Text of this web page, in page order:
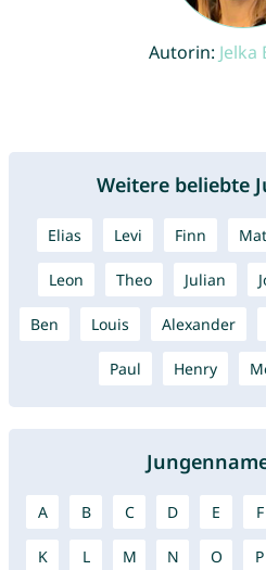
Autorin:
Weitere beliebte
Elias Levi Finn
Leon Theo Julian
Ben Louis Alexander
Paul Henry
A B C D E F
K L M N O P